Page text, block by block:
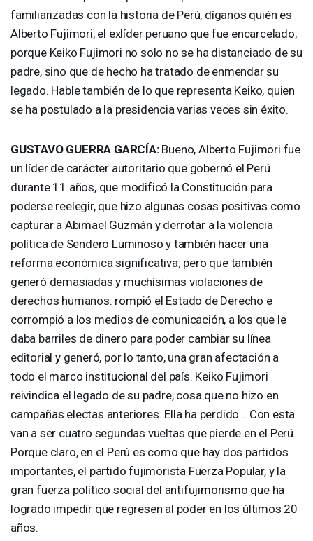
familiarizadas con la historia de Perú, díganos quién es
Alberto Fujimori, el exlíder peruano que fue encarcelado,
porque Keiko Fujimori no solo no se ha distanciado de su
padre, sino que de hecho ha tratado de enmendar su
legado. Hable también de lo que representa Keiko, quien
se ha postulado a la presidencia varias veces sin éxito.
GUSTAVO GUERRA GARCÍA:Bueno, Alberto Fujimori fue
un líder de carácter autoritario que gobernó el Perú
durante 11 años, que modificó la Constitución para
poderse reelegir, que hizo algunas cosas positivas como
capturar a Abimael Guzmán y derrotar a la violencia
política de Sendero Luminoso y también hacer una
reforma económica significativa; pero que también
generó demasiadas y muchísimas violaciones de
derechos humanos: rompió el Estado de Derecho e
corrompió a los medios de comunicación, a los que le
daba barriles de dinero para poder cambiar su línea
editorial y generó, por lo tanto, una gran afectación a
todo el marco institucional del país. Keiko Fujimori
reivindica el legado de su padre, cosa que no hizo en
campañas electas anteriores. Ella ha perdido… Con esta
van a ser cuatro segundas vueltas que pierde en el Perú.
Porque claro, en el Perú es como que hay dos partidos
importantes, el partido fujimorista Fuerza Popular, y la
gran fuerza político social del antifujimorismo que ha
logrado impedir que regresen al poder en los últimos 20
años.